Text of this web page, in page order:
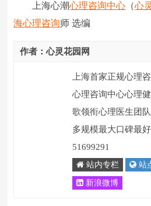
上海心潮心理咨询中心 （心
海心理咨询师 选编
作者：心灵花园网
上海首家正规心理
心理咨询中心心理
歌领衔心理医生团
多规模最大口碑最
51699291
站内专栏 站
新浪微博